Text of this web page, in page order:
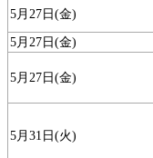
5月27日(金)
5月27日(金)
5月27日(金)
5月31日(火)